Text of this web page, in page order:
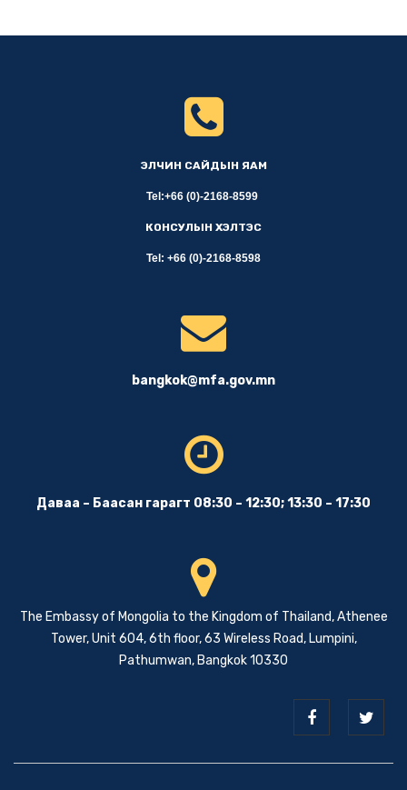
ЭЛЧИН САЙДЫН ЯАМ
Tel:+66 (0)-2168-8599
КОНСУЛЫН ХЭЛТЭС
Tel: +66 (0)-2168-8598
bangkok@mfa.gov.mn
Даваа – Баасан гарагт 08:30 – 12:30; 13:30 – 17:30
The Embassy of Mongolia to the Kingdom of Thailand, Athenee
Tower, Unit 604, 6th floor, 63 Wireless Road, Lumpini,
Pathumwan, Bangkok 10330